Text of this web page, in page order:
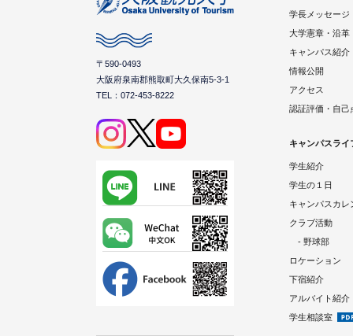
〒590-0493
大阪府泉南郡熊取町大久保南5-3-1
TEL：072-453-8222
学長メッセージ
大学憲章・沿革
キャンパス紹介
情報公開
アクセス
認証評価・自己
キャンパスライ
学生紹介
学生の１日
キャンパスカレ
クラブ活動
- 野球部
ロケーション
下宿紹介
アルバイト紹介
学生相談室